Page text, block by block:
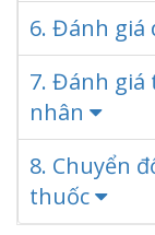
6. Đánh giá
7. Đánh giá
nhân
8. Chuyển
thuốc